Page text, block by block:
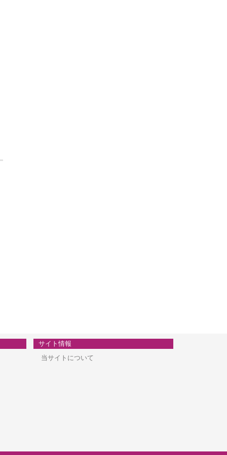
サイト情報
当サイトについて